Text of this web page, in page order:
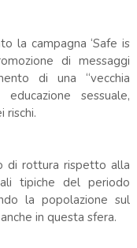
la campagna ‘Safe is
di messaggi
di una “vecchia
sessuale,
rischi.
di rottura rispetto alla
tipiche del periodo
la popolazione sul
in questa sfera.